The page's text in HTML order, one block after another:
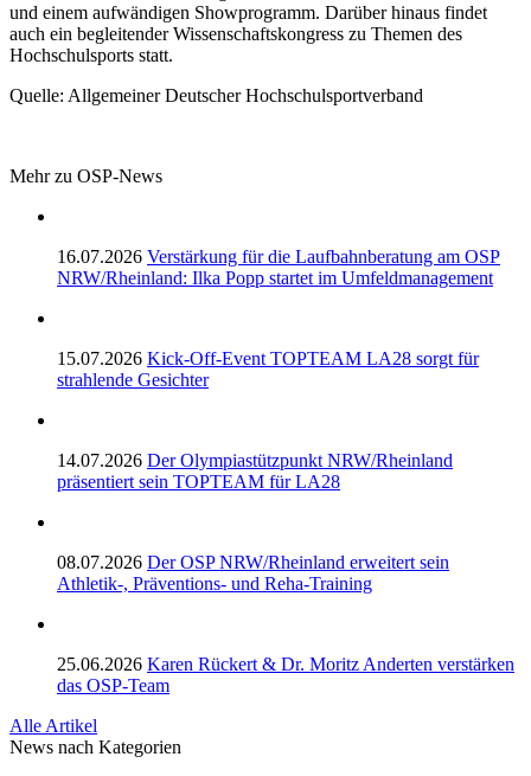
und einem aufwändigen Showprogramm. Darüber hinaus findet
auch ein begleitender Wissenschaftskongress zu Themen des
Hochschulsports statt.
Quelle: Allgemeiner Deutscher Hochschulsportverband
Mehr zu OSP-News
16.07.2026 Verstärkung für die Laufbahnberatung am OSP
NRW/Rheinland: Ilka Popp startet im Umfeldmanagement
15.07.2026 Kick-Off-Event TOPTEAM LA28 sorgt für
strahlende Gesichter
14.07.2026 Der Olympiastützpunkt NRW/Rheinland
präsentiert sein TOPTEAM für LA28
08.07.2026 Der OSP NRW/Rheinland erweitert sein
Athletik-, Präventions- und Reha-Training
25.06.2026 Karen Rückert & Dr. Moritz Anderten verstärken
das OSP-Team
Alle Artikel
News nach Kategorien